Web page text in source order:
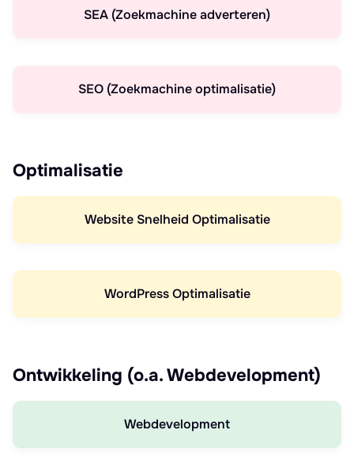
SEA (Zoekmachine adverteren)
SEO (Zoekmachine optimalisatie)
Optimalisatie
Website Snelheid Optimalisatie
WordPress Optimalisatie
Ontwikkeling (o.a. Webdevelopment)
Webdevelopment